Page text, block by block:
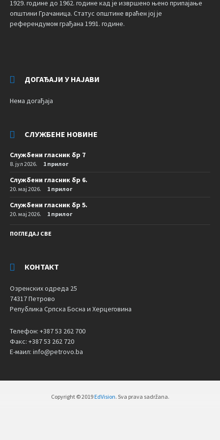
1929. године до 1962. године кад је извршено њено припајање
општини Грачаница. Статус општине враћен јој је
референдумом грађана 1991. године.
ДОГАЂАЈИ У НАЈАВИ
Нема догађаја
СЛУЖБЕНЕ НОВИНЕ
Службени гласник бр 7
8. јул 2026. 1 прилог
Службени гласник бр 6.
20. мај 2026. 1 прилог
Службени гласник бр 5.
20. мај 2026. 1 прилог
ПОГЛЕДАЈ СВЕ
КОНТАКТ
Озренских одреда 25
74317 Петрово
Република Српска Босна и Херцеговина
Телефон: +387 53 262 700
Факс: +387 53 262 720
Е-маил: info@petrovo.ba
Copyright © 2019 EdVision. Sva prava sadržana.